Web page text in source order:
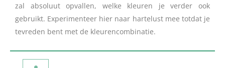
zal absoluut opvallen, welke kleuren je verder ook
gebruikt. Experimenteer hier naar hartelust mee totdat je
tevreden bent met de kleurencombinatie.